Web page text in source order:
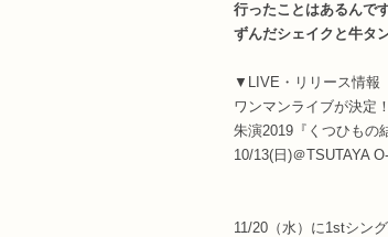
行ったことはあるんで
ずんだシェイクと牛タ
▼LIVE・リリース情報
ワンマンライブが決定！
朱演2019『くつひもの
10/13(日)＠TSUTAYA
11/20（水）に1stシン